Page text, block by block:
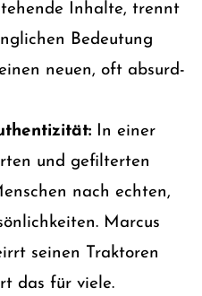
Inhalte, trennt
Bedeutung
neuen, oft absurd-
In einer
und gefilterten
nach echten,
Marcus
seinen Traktoren
das für viele.